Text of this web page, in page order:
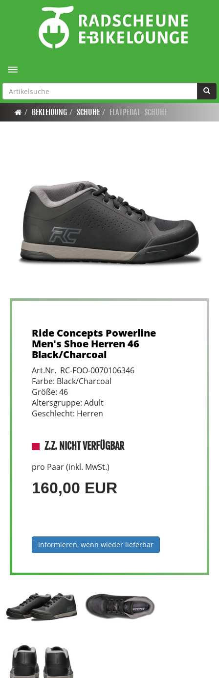
Toggle navigation
BEKLEIDUNG SCHUHE FLATPEDAL-SCHUHE
Ride Concepts Powerline
Men's Shoe Herren 46
Black/Charcoal
Art.Nr. RC-FOO-0070106346
Farbe: Black/Charcoal
Größe: 46
Altersgruppe: Adult
Geschlecht: Herren
Z.Z. NICHT VERFÜGBAR
pro Paar (inkl. MwSt.)
160,00 EUR
Informieren, wenn wieder lieferbar